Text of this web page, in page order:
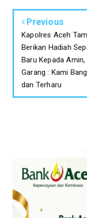
Previous
Kapolres Aceh
Berikan Hadiah
Baru Kepada Amin,
Garang : Kami
dan Terharu
-